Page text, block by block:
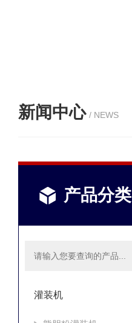
新闻中心 / NEWS
产品分类
灌装机